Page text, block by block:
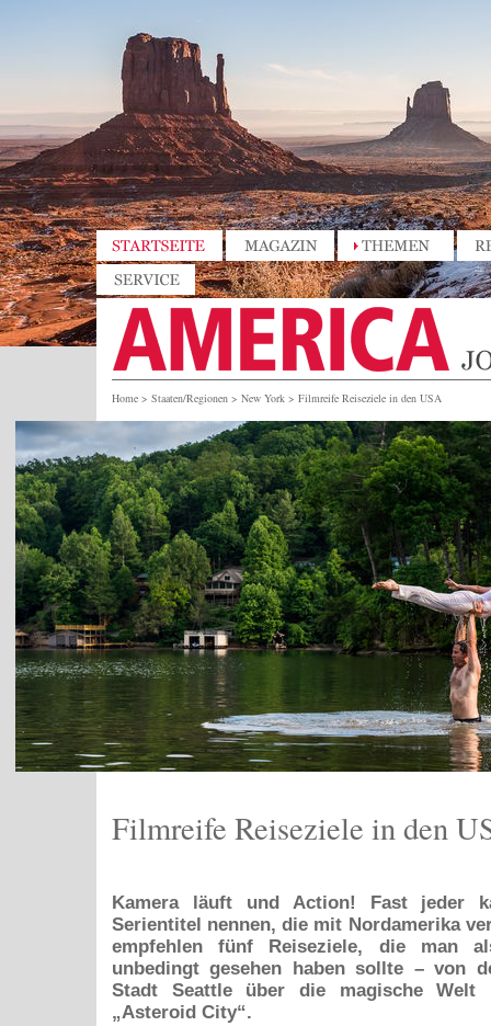
Home > Staaten/Regionen > New York > Filmreife Reiseziele in den USA
Filmreife Reiseziele in den
Kamera läuft und Action! Fast jeder
Serientitel nennen, die mit Nordamerika
empfehlen fünf Reiseziele, die man
unbedingt gesehen haben sollte – von
Stadt Seattle über die magische Welt
„Asteroid City“.